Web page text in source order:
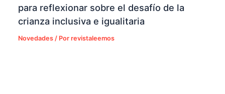
para reflexionar sobre el desafío de la
crianza inclusiva e igualitaria
Novedades / Porrevistaleemos